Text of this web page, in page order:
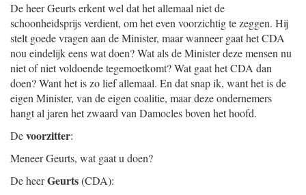
De heer Geurts erkent wel dat het allemaal niet de
schoonheidsprijs verdient, om het even voorzichtig te zeggen. Hij
stelt goede vragen aan de Minister, maar wanneer gaat het CDA
nou eindelijk eens wat doen? Wat als de Minister deze mensen nu
niet of niet voldoende tegemoetkomt? Wat gaat het CDA dan
doen? Want het is zo lief allemaal. En dat snap ik, want het is de
eigen Minister, van de eigen coalitie, maar deze ondernemers
hangt al jaren het zwaard van Damocles boven het hoofd.
Devoorzitter:
Meneer Geurts, wat gaat u doen?
De heerGeurts(CDA):